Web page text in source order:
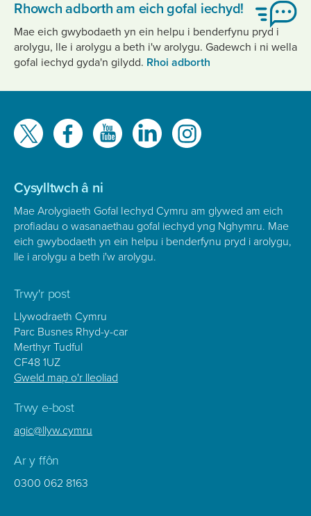
Rhowch adborth am eich gofal iechyd!
Mae eich gwybodaeth yn ein helpu i benderfynu pryd i
arolygu, lle i arolygu a beth i'w arolygu. Gadewch i ni wella
gofal iechyd gyda'n gilydd. Rhoi adborth
Gwelwch
ni
Cysylltwch â ni
Mae Arolygiaeth Gofal Iechyd Cymru am glywed am eich
profiadau o wasanaethau gofal iechyd yng Nghymru. Mae
eich gwybodaeth yn ein helpu i benderfynu pryd i arolygu,
lle i arolygu a beth i'w arolygu.
Trwy'r post
Llywodraeth Cymru
Parc Busnes Rhyd-y-car
Merthyr Tudful
CF48 1UZ
Gweld map o'r lleoliad
Trwy e-bost
agic@llyw.cymru
Ar y ffôn
0300 062 8163